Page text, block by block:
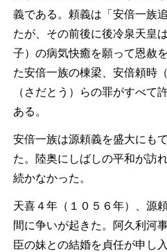
義である。頼義は「安倍一族
たが、その前後に後冷泉天皇
子）の病気快癒を願って恩赦
た安倍一族の棟梁、安倍頼時
（さだとう）らの罪がすべて
ある。
安倍一族は源頼義を盛大にも
た。陸奥にしばしの平和が訪
続かなかった。
天喜４年（１０５６年）、源
間に争いが起きた。阿久利河
臣の妹との結婚を貞任が申し